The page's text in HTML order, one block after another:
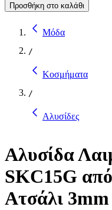
Προσθήκη στο καλάθι
Μόδα
/
Κοσμήματα
/
Αλυσίδες
Αλυσίδα
SKC15G
Ατσάλι 3mm